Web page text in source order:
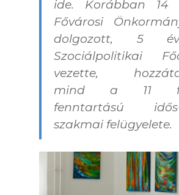
ide. Korábban 14
Fővárosi
dolgozott, 5
Szociálpolitikai
vezette,
mind a 11
fenntartású
szakmai felügyelete.